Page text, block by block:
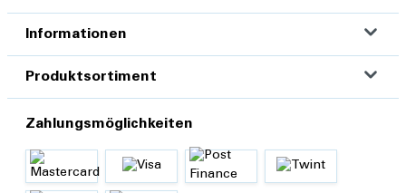
Informationen
Produktsortiment
Zahlungsmöglichkeiten